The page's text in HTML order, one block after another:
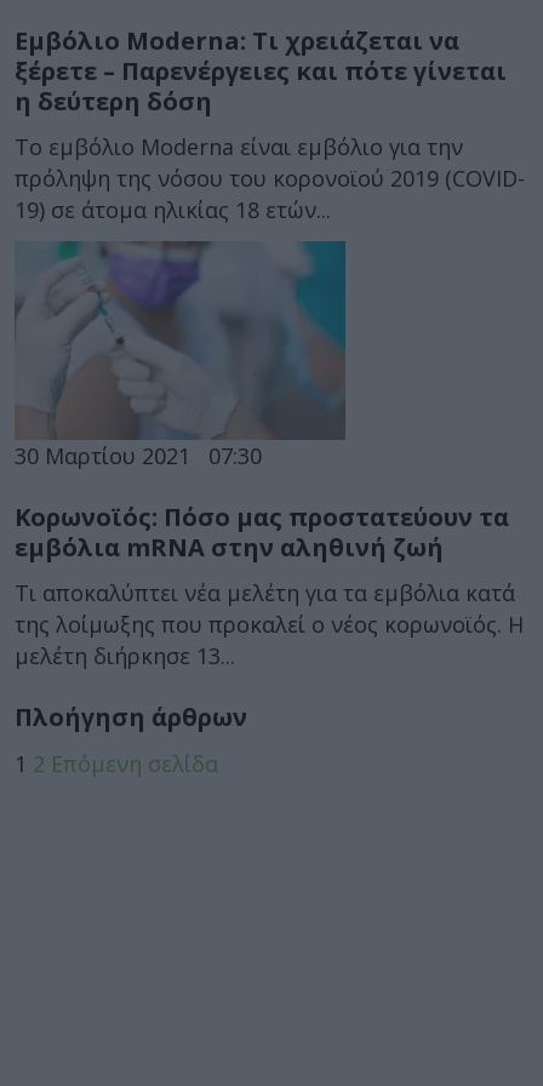
Εμβόλιο Moderna: Τι χρειάζεται να
ξέρετε – Παρενέργειες και πότε γίνεται
η δεύτερη δόση
Το εμβόλιο Moderna είναι εμβόλιο για την
πρόληψη της νόσου του κορονοϊού 2019 (COVID-
19) σε άτομα ηλικίας 18 ετών...
30 Μαρτίου 2021 07:30
Κορωνοϊός: Πόσο μας προστατεύουν τα
εμβόλια mRNA στην αληθινή ζωή
Τι αποκαλύπτει νέα μελέτη για τα εμβόλια κατά
της λοίμωξης που προκαλεί ο νέος κορωνοϊός. Η
μελέτη διήρκησε 13...
Πλοήγηση άρθρων
1 2 Επόμενη σελίδα